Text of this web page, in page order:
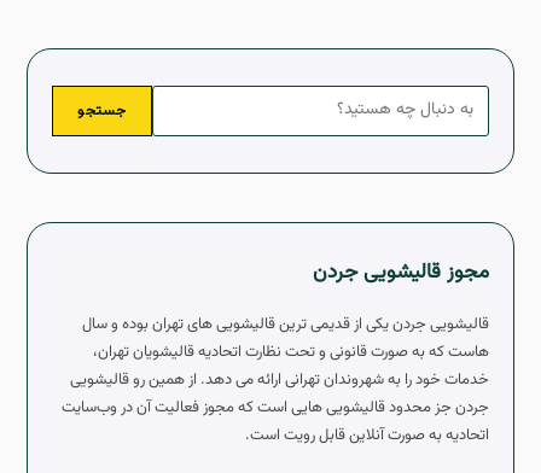
جستجو
مجوز قالیشویی جردن
قالیشویی جردن یکی از قدیمی ترین قالیشویی های تهران بوده و سال
هاست که به صورت قانونی و تحت نظارت اتحادیه قالیشویان تهران،
خدمات خود را به شهروندان تهرانی ارائه می دهد. از همین رو قالیشویی
جردن جز محدود قالیشویی هایی است که مجوز فعالیت آن در وب‌سایت
اتحادیه به صورت آنلاین قابل رویت است.